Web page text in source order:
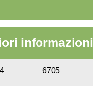
informazioni
6705